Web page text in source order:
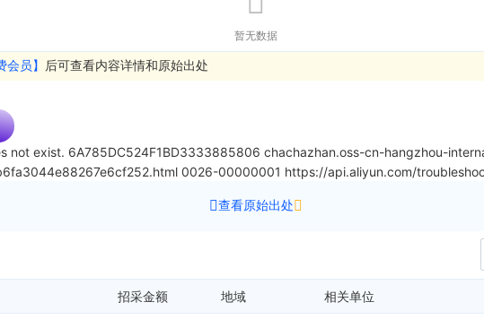
暂无数据
会员】 后可查看内容详情和原始出处
not exist. 6A785DC524F1BD3333885806 chachazhan.oss-cn-hangzhou-
0026-00000001 https://api.aliyun.com/
查看原始出处
招采金额 地域 相关单位